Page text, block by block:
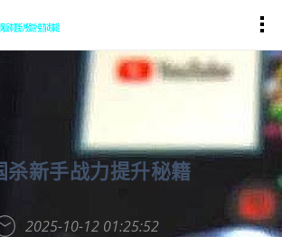
杀新手战力提升秘籍
2025-10-12 01:25:52